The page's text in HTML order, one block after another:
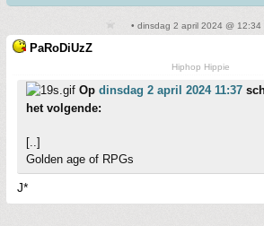
• dinsdag 2 april 2024 @ 12:34
PaRoDiUzZ
Hiphop Hippie
Op dinsdag 2 april 2024 11:37
het volgende:
[..]
Golden age of RPGs
J*